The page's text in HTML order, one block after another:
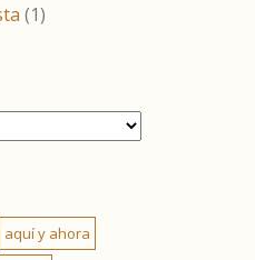
(1)
aquí y ahora